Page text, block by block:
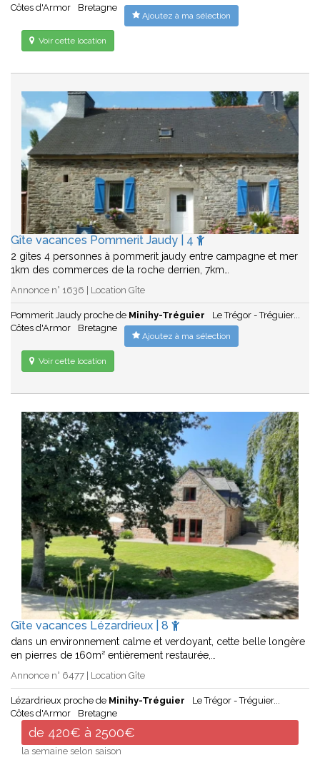
Côtes d'Armor Bretagne
Ajoutez à ma sélection
Voir cette location
Gîte vacances Pommerit Jaudy | 4
2 gites 4 personnes à pommerit jaudy entre campagne et mer
1km des commerces de la roche derrien, 7km…
Annonce n° 1636 | Location Gîte
Pommerit Jaudy proche de Minihy-Tréguier
Le Trégor - Tréguier...
Côtes d'Armor
Bretagne
Ajoutez à ma sélection
Voir cette location
Gîte vacances Lézardrieux | 8
dans un environnement calme et verdoyant, cette belle longère
en pierres de 160m² entièrement restaurée,…
Annonce n° 6477 | Location Gîte
Lézardrieux proche de Minihy-Tréguier
Le Trégor - Tréguier...
Côtes d'Armor
Bretagne
de 420€ à 2500€
la semaine selon saison